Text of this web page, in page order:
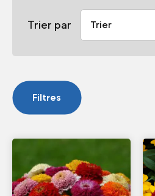
Trier par
Filtres